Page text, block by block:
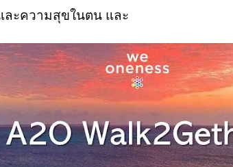
ะความสุขในตน และ